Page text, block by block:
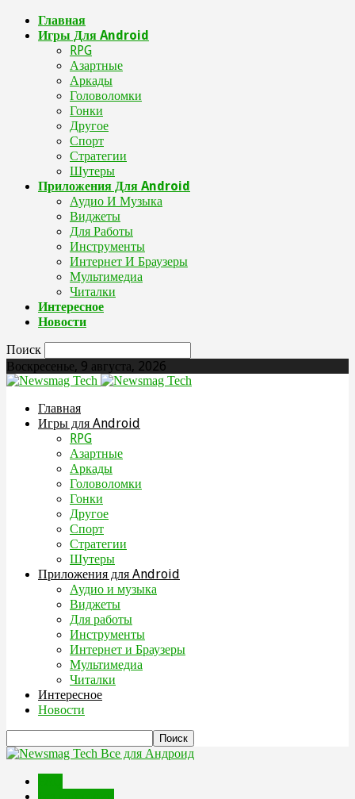
Главная
Игры Для Android
RPG
Азартные
Аркады
Головоломки
Гонки
Другое
Спорт
Стратегии
Шутеры
Приложения Для Android
Аудио И Музыка
Виджеты
Для Работы
Инструменты
Интернет И Браузеры
Мультимедиа
Читалки
Интересное
Новости
Поиск
Воскресенье, 9 августа, 2026
Главная
Игры для Android
RPG
Азартные
Аркады
Головоломки
Гонки
Другое
Спорт
Стратегии
Шутеры
Приложения для Android
Аудио и музыка
Виджеты
Для работы
Инструменты
Интернет и Браузеры
Мультимедиа
Читалки
Интересное
Новости
Все для Андроид